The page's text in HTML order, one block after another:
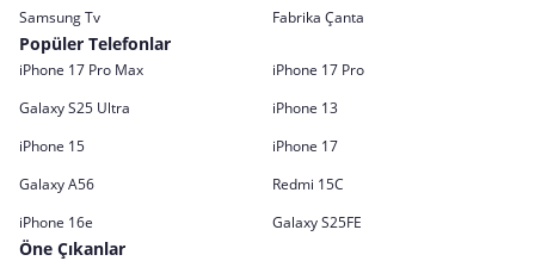
Samsung Tv
Fabrika Çanta
Popüler Telefonlar
iPhone 17 Pro Max
iPhone 17 Pro
Galaxy S25 Ultra
iPhone 13
iPhone 15
iPhone 17
Galaxy A56
Redmi 15C
iPhone 16e
Galaxy S25FE
Öne Çıkanlar